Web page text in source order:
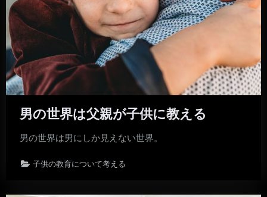
男の世界は父親が子供に教える
男の世界は男にしか見えない世界。
子供の教育について考える